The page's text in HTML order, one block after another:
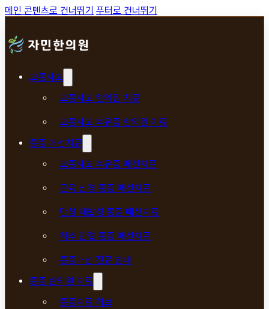
메인 콘텐츠로 건너뛰기 푸터로 건너뛰기
교통사고
교통사고 한의원 치료
교통사고 후유증 한의원 치료
통증 매선치료
교통사고 후유증 매선치료
근육·신경 통증 매선치료
만성·재발성 통증 매선치료
척추·관절 통증 매선치료
통증매선 진료 안내
통증 한의원 치료
통증치료 허브